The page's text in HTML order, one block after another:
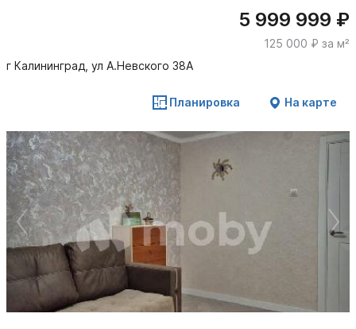
5 999 999 ₽
125 000 ₽ за м²
г Калининград, ул А.Невского 38А
Планировка На карте
1
/
11